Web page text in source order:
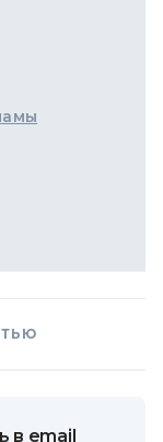
в email